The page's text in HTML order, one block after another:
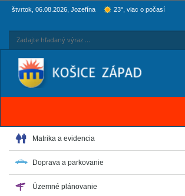
štvrtok, 06.08.2026, Jozefína 23°, viac o počasí
Matrika a evidencia
Doprava a parkovanie
Územné plánovanie